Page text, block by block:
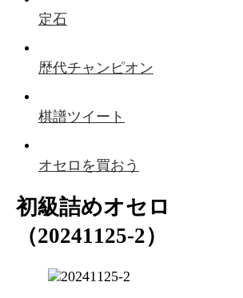
定石
歴代チャンピオン
棋譜ツイート
オセロを買おう
初級詰めオセロ
（20241125-2）